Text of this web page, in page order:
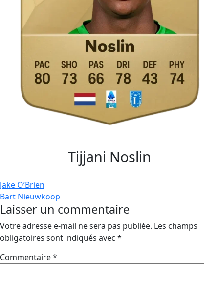
Tijjani Noslin
Navigation
de
l’article
Jake O’Brien
Bart Nieuwkoop
Laisser un commentaire
Votre adresse e-mail ne sera pas publiée. Les champs
obligatoires sont indiqués avec *
Commentaire*